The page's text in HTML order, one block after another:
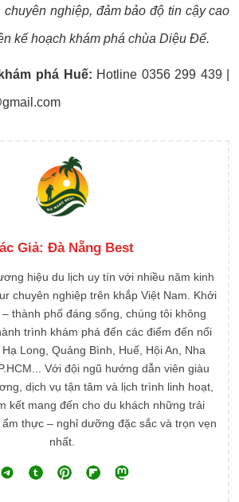
nghiệp, đảm bảo độ tin cậy cao
kế hoạch khám phá chùa Diệu Đế.
phá Huế: Hotline 0356 299 439 |
Giả: Đà Nẵng Best
hiệu du lịch uy tín với nhiều năm kinh
chuyên nghiệp trên khắp Việt Nam. Khởi
thành phố đáng sống, chúng tôi không
trình khám phá đến các điểm đến nổi
Long, Quảng Bình, Huế, Hội An, Nha
Với đội ngũ hướng dẫn viên giàu
dịch vụ tận tâm và lịch trình linh hoạt,
kết mang đến cho du khách những trải
thực – nghỉ dưỡng đặc sắc và trọn vẹn
nhất.